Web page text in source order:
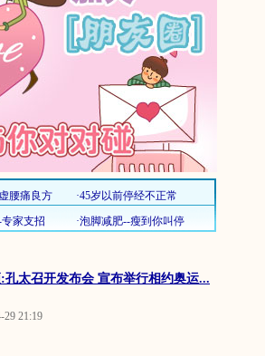
孔太召开发布会 宣布举行相约奥运...
29 21:19